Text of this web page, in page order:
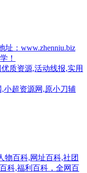
址：www.zhenniu.biz
！
质资源,活动线报,实用
小超资源网,原小刀辅
物百科,网址百科,社团
科,福利百科，全网百